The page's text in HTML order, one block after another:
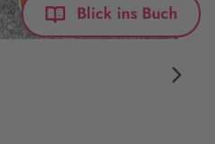
Blick ins Buch